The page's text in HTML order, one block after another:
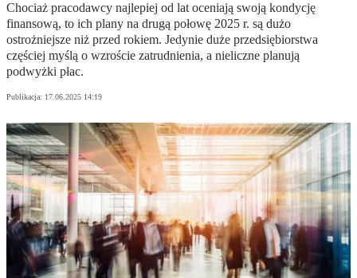
Chociaż pracodawcy najlepiej od lat oceniają swoją kondycję
finansową, to ich plany na drugą połowę 2025 r. są dużo
ostrożniejsze niż przed rokiem. Jedynie duże przedsiębiorstwa
częściej myślą o wzroście zatrudnienia, a nieliczne planują
podwyżki płac.
Publikacja: 17.06.2025 14:19